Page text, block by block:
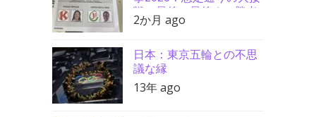
戦、最後の最後まで勝者
分からず
2か月 ago
日本：東京五輪との不思
議な縁
13年 ago